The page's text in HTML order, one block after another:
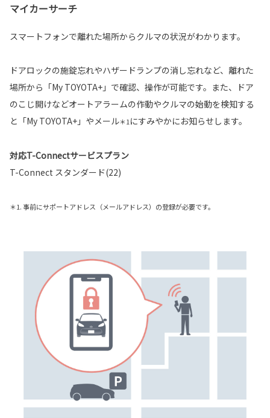
マイカーサーチ
スマートフォンで離れた場所からクルマの状況がわかります。
ドアロックの施錠忘れやハザードランプの消し忘れなど、離れた
場所から「My TOYOTA+」で確認、操作が可能です。また、ドア
のこじ開けなどオートアラームの作動やクルマの始動を検知する
と「My TOYOTA+」やメール＊1 にすみやかにお知らせします。
対応T-Connectサービスプラン
T-Connect スタンダード(22)
＊1. 事前にサポートアドレス（メールアドレス）の登録が必要です。